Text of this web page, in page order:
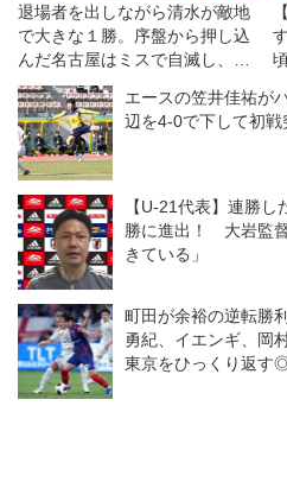
退場者を出しながら清水が敵地
で大きな１勝。序盤から押し込
んだ名古屋はミスで自滅し、悔
しい敗戦◎J1開幕戦
エースの笠井佳祐が
辺を4-0で下して初戦
【U-21代表】連勝
勝に進出！ 大岩監
きている」
町田が余裕の逆転勝
勇紀、イエンギ、岡
東京をひっくり返す